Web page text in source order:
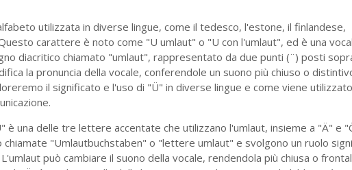
utilizzata in diverse lingue, come il tedesco, l'estone, il finlandese,
carattere è noto come "U umlaut" o "U con l'umlaut", ed è una
diacritico chiamato "umlaut", rappresentato da due punti (¨) posti
la pronuncia della vocale, conferendole un suono più chiuso o
il significato e l'uso di "Ü" in diverse lingue e come viene
è una delle tre lettere accentate che utilizzano l'umlaut, insieme a "Ä" e
"Umlautbuchstaben" o "lettere umlaut" e svolgono un ruolo
può cambiare il suono della vocale, rendendola più chiusa o